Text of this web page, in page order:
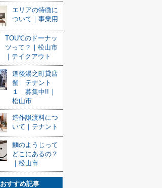
エリアの特徴に
ついて｜事業用
TOU℃のドーナッ
ツって？｜松山市
｜テイクアウト
道後湯之町貸店
舗 テナント
１ 募集中!!｜
松山市
造作譲渡料につ
いて｜テナント
麵のようじって
どこにあるの？
｜松山市
おすすめ記事